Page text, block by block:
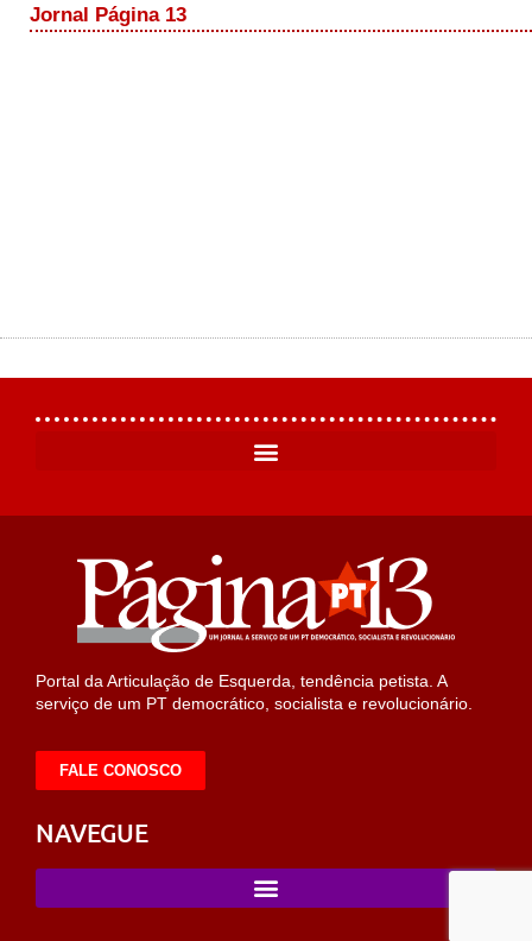
Jornal Página 13
Portal da Articulação de Esquerda, tendência petista. A
serviço de um PT democrático, socialista e revolucionário.
FALE CONOSCO
NAVEGUE